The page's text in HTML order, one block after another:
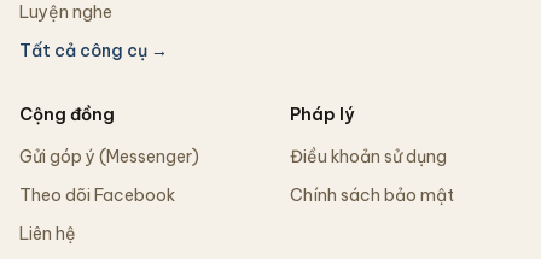
Luyện nghe
Tất cả công cụ →
Cộng đồng
Gửi góp ý (Messenger)
Theo dõi Facebook
Liên hệ
Pháp lý
Điều khoản sử dụng
Chính sách bảo mật